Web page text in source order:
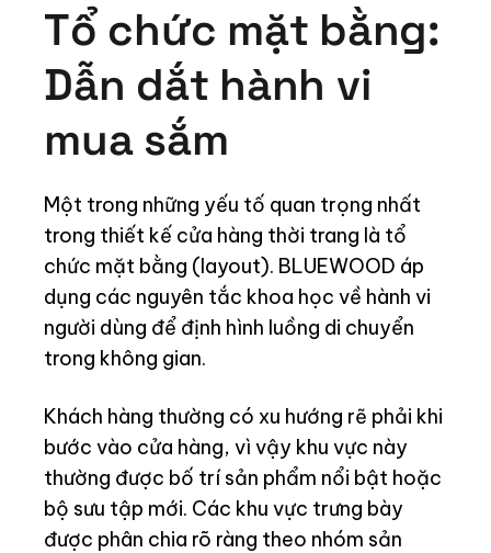
Tổ chức mặt bằng:
Dẫn dắt hành vi
mua sắm
Một trong những yếu tố quan trọng nhất
trong thiết kế cửa hàng thời trang là tổ
chức mặt bằng (layout). BLUEWOOD áp
dụng các nguyên tắc khoa học về hành vi
người dùng để định hình luồng di chuyển
trong không gian.
Khách hàng thường có xu hướng rẽ phải khi
bước vào cửa hàng, vì vậy khu vực này
thường được bố trí sản phẩm nổi bật hoặc
bộ sưu tập mới. Các khu vực trưng bày
được phân chia rõ ràng theo nhóm sản